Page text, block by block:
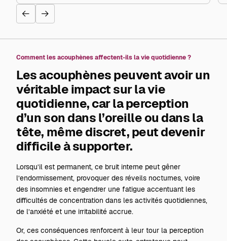
Comment les acouphènes affectent-ils la vie quotidienne ?
Les acouphènes peuvent avoir un
véritable impact sur la vie
quotidienne, car la perception
d’un son dans l’oreille ou dans la
tête, même discret, peut devenir
difficile à supporter.
Lorsqu’il est permanent, ce bruit interne peut gêner
l’endormissement, provoquer des réveils nocturnes, voire
des insomnies et engendrer une fatigue accentuant les
difficultés de concentration dans les activités quotidiennes,
de l’anxiété et une irritabilité accrue.
Or, ces conséquences renforcent à leur tour la perception